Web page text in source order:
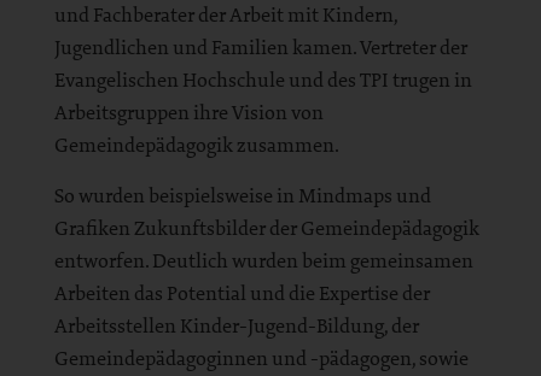
und Fachberater der Arbeit mit Kindern,
Jugendlichen und Familien kamen. Vertreter der
Evangelischen Hochschule und des TPI trugen in
Arbeitsgruppen ihre Vision von
Gemeindepädagogik zusammen.
So wurden beispielsweise in Mindmaps und
Grafiken Zukunftsbilder der Gemeindepädagogik
entworfen. Deutlich wurden beim gemeinsamen
Arbeiten das Potential und die Expertise der
Arbeitsstellen Kinder-Jugend-Bildung, der
Gemeindepädagoginnen und -pädagogen, sowie